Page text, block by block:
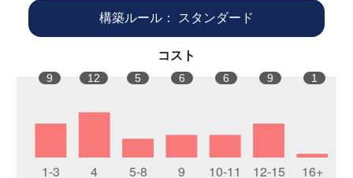
構築ルール： スタンダード
コスト
9 12 5 6 6 9 1